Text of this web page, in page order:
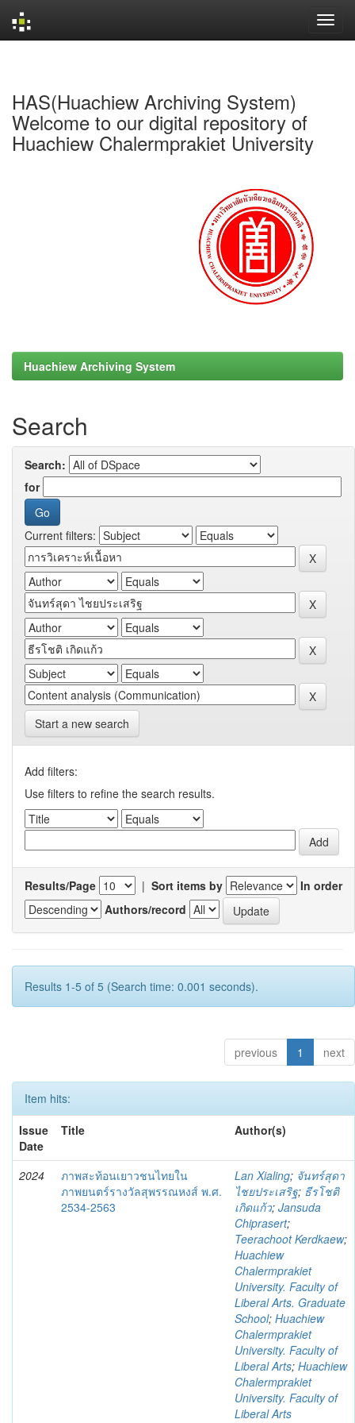
HAS(Huachiew Archiving System)
Welcome to our digital repository of
Huachiew Chalermprakiet University
Huachiew Archiving System
Search
Search:
for
Current filters:
Start a new search
Add filters:
Use filters to refine the search results.
Results/Page | Sort items by
In order
Authors/record
Results 1-5 of 5 (Search time: 0.001 seconds).
previous 1 next
Item hits:
Issue
Date
Title Author(s)
2024
ภาพสะท้อนเยาวชนไทยใน
ภาพยนตร์รางวัลสุพรรณหงส์ พ.ศ.
2534-2563
Lan Xialing; จันทร์สุดา
ไชยประเสริฐ; ธีรโชติ
เกิดแก้ว; Jansuda
Chiprasert;
Teerachoot Kerdkaew;
Huachiew
Chalermprakiet
University. Faculty of
Liberal Arts. Graduate
School; Huachiew
Chalermprakiet
University. Faculty of
Liberal Arts; Huachiew
Chalermprakiet
University. Faculty of
Liberal Arts